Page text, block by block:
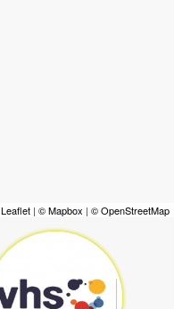
Leaflet | © Mapbox | © OpenStreetMap